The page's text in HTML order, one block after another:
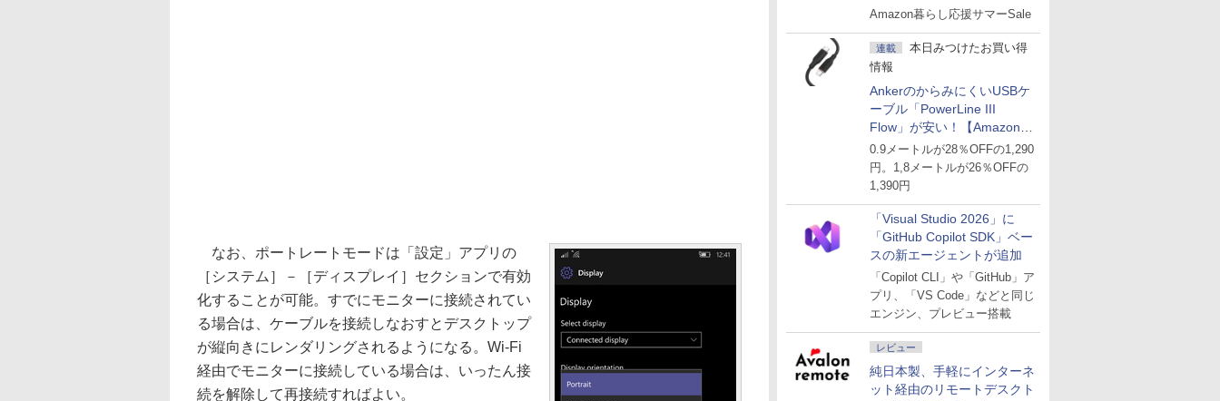
Air」256GB版が139,800円な
Amazon暮らし応援サマーSale
連載
本日みつけたお買い得
情報
AnkerのからみにくいUSBケ
ーブル「PowerLine III
Flow」が安い！【Amazon暮
らし応援サマーSale】
0.9メートルが28％OFFの1,290
円。1,8メートルが26％OFFの
1,390円
「Visual Studio 2026」に
「GitHub Copilot SDK」ベー
スの新エージェントが追加
「Copilot CLI」や「GitHub」ア
プリ、「VS Code」などと同じ
エンジン、プレビュー搭載
レビュー
純日本製、手軽にインターネ
ット経由のリモートデスクト
なお、ポートレートモードは「設定」アプリの
［システム］－［ディスプレイ］セクションで有効
化することが可能。すでにモニターに接続されてい
る場合は、ケーブルを接続しなおすとデスクトップ
が縦向きにレンダリングされるようになる。Wi-Fi
経由でモニターに接続している場合は、いったん接
続を解除して再接続すればよい。